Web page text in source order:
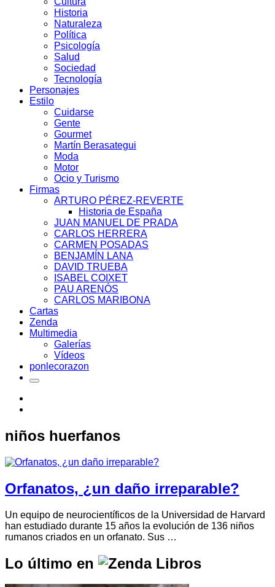
Historia
Naturaleza
Política
Psicología
Salud
Sociedad
Tecnología
Personajes
Estilo
Cuidarse
Gente
Gourmet
Martín Berasategui
Moda
Motor
Ocio y Turismo
Firmas
ARTURO PÉREZ-REVERTE
Historia de España
JUAN MANUEL DE PRADA
CARLOS HERRERA
CARMEN POSADAS
BENJAMÍN LANA
DAVID TRUEBA
ISABEL COIXET
PAU ARENÓS
CARLOS MARIBONA
Cartas
Zenda
Multimedia
Galerías
Vídeos
ponlecorazon
niños huerfanos
Orfanatos, ¿un daño irreparable?
Un equipo de neurocientíficos de la Universidad de Harvard
han estudiado durante 15 años la evolución de 136 niños
rumanos criados en un orfanato. Sus …
Lo último en